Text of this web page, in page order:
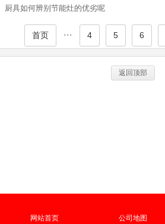
厨具如何辨别节能灶的优劣呢
首页 ··· 4 5 6
返回顶部
网站首页 公司地图